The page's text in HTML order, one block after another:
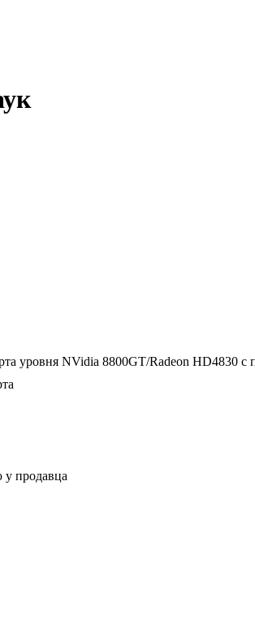
уровня NVidia 8800GT/Radeon HD4830
у продавца